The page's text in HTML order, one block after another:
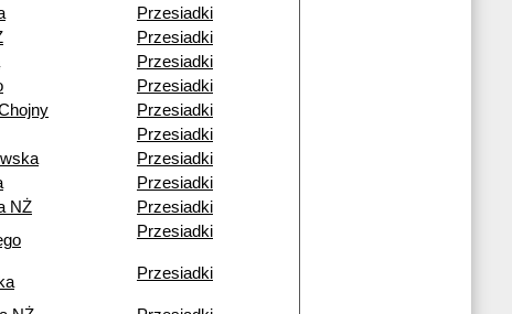
Przesiadki
Przesiadki
Przesiadki
Przesiadki
Przesiadki
Przesiadki
Przesiadki
Przesiadki
NŻ
Przesiadki
Przesiadki
Przesiadki